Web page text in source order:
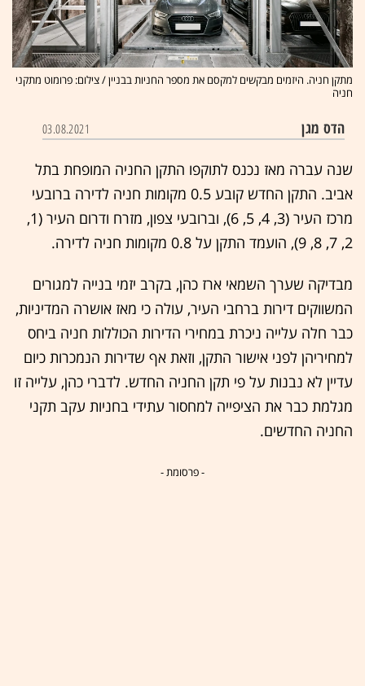
מתקן חניה. היזמים מבקשים למקסם את מספר החניות בבניין / צילום: פרומוט מתקני
חניה
הדס מגן 03.08.2021
שנה עברה מאז נכנס לתוקפו התקן החניה המופחת בתל
אביב. התקן החדש קובע 0.5 מקומות חניה לדירה ברובעי
מרכז העיר (3, 4, 5, 6), וברובעי צפון, מזרח ודרום העיר (1,
2, 7, 8, 9), הועמד התקן על 0.8 מקומות חניה לדירה.
מבדיקה שערך השמאי ארז כהן, בקרב יזמי בנייה למגורים
המשווקים דירות ברחבי העיר, עולה כי מאז אושרה המדיניות,
כבר חלה עלייה ניכרת במחירי הדירות הכוללות חניה ביחס
למחיריהן לפני אישור התקן, וזאת אף שדירות הנמכרות כיום
עדיין לא נבנות על פי תקן החניה החדש. לדברי כהן, עלייה זו
מגלמת כבר את הציפייה למחסור עתידי בחניות עקב תקני
החניה החדשים.
- פרסומת -